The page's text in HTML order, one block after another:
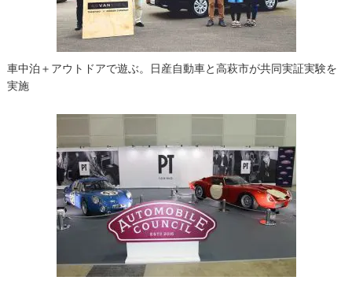
車中泊＋アウトドアで遊ぶ。日産自動車と高萩市が共同実証実験を
実施